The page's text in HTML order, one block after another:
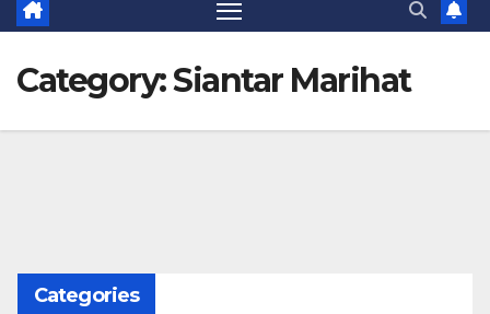
Category:Siantar Marihat
Categories